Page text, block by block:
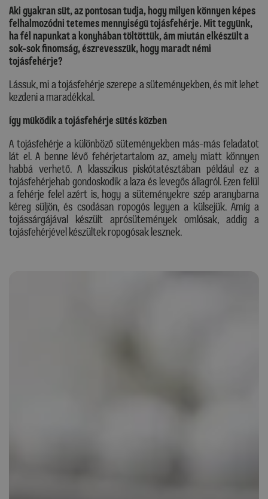
Aki gyakran süt, az pontosan tudja, hogy milyen könnyen képes
felhalmozódni tetemes mennyiségű tojásfehérje. Mit tegyünk,
ha fél napunkat a konyhában töltöttük, ám miután elkészült a
sok-sok finomság, észrevesszük, hogy maradt némi
tojásfehérje?
Lássuk, mi a tojásfehérje szerepe a süteményekben, és mit lehet
kezdeni a maradékkal.
Így működik a tojásfehérje sütés közben
A tojásfehérje a különböző süteményekben más-más feladatot
lát el. A benne lévő fehérjetartalom az, amely miatt könnyen
habbá verhető. A klasszikus piskótatésztában például ez a
tojásfehérjehab gondoskodik a laza és levegős állagról. Ezen felül
a fehérje felel azért is, hogy a süteményekre szép aranybarna
kéreg süljön, és csodásan ropogós legyen a külsejük. Amíg a
tojássárgájával készült aprósütemények omlósak, addig a
tojásfehérjével készültek ropogósak lesznek.